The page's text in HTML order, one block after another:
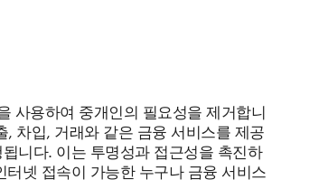
사용하여 중개인의 필요성을 제거합니
차입, 거래와 같은 금융 서비스를 제공
니다. 이는 투명성과 접근성을 촉진하
넷 접속이 가능한 누구나 금융 서비스